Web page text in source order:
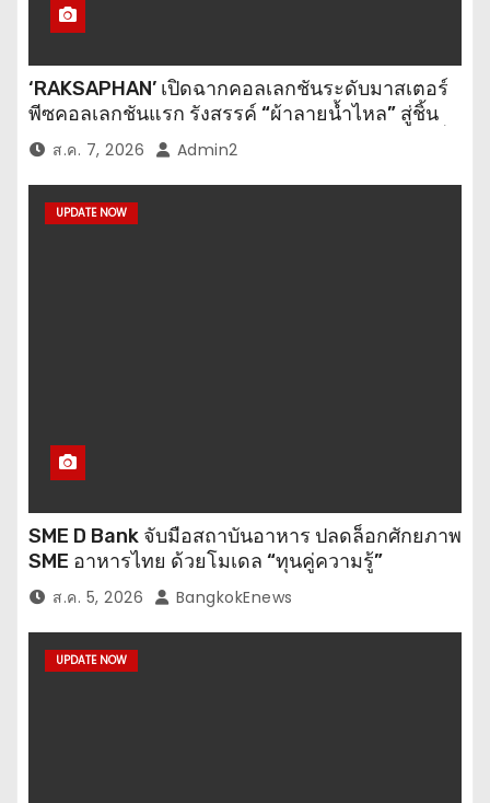
‘RAKSAPHAN’ เปิดฉากคอลเลกชันระดับมาสเตอร์
พีซคอลเลกชันแรก รังสรรค์ “ผ้าลายน้ำไหล” สู่ชิ้น
งานศิลปะสะสมสุดลิมิเต็ด ถ่ายทอดภูมิปัญญาท้องถิ่น
สู่สุนทรียภาพระดับสากล
ส.ค. 7, 2026 Admin2
UPDATE NOW
SME D Bank จับมือสถาบันอาหาร ปลดล็อกศักยภาพ
SME อาหารไทย ด้วยโมเดล “ทุนคู่ความรู้”
ส.ค. 5, 2026 BangkokEnews
UPDATE NOW